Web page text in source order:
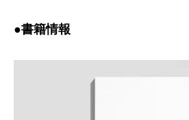
●書籍情報